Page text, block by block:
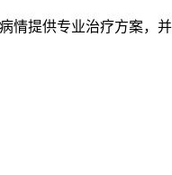
情提供专业治疗方案，